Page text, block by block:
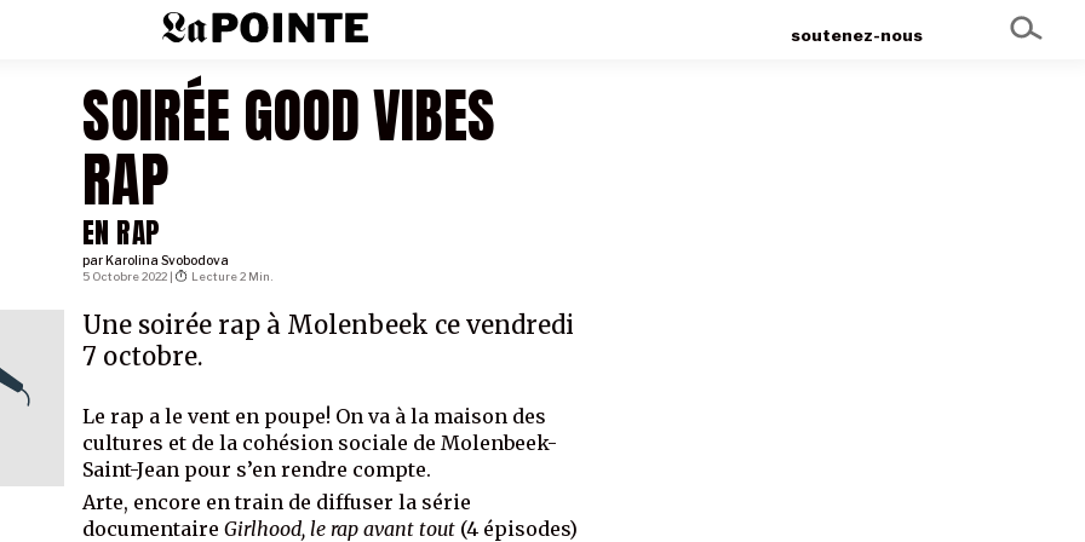
soutenez-nous
SOIRÉE GOOD VIBES
RAP
EN RAP
par Karolina Svobodova
Une soirée rap à Molenbeek ce vendredi
7 octobre.
5 Octobre 2022 | Lecture 2 Min.
Le rap a le vent en poupe! On va à la maison des
cultures et de la cohésion sociale de Molenbeek-
Saint-Jean pour s’en rendre compte.
Arte, encore en train de diffuser la série
documentaire Girlhood, le rap avant tout(4 épisodes)